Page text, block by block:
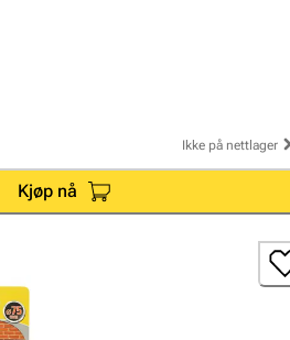
Ikke på nettlager
Kjøp nå